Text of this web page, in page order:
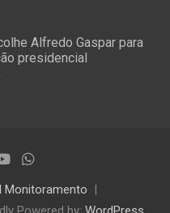
Alfredo Gaspar para
presidencial
Monitoramento